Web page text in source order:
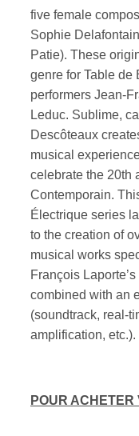
five female
Sophie
Patie). These
genre for Table de
performers Jean-
Leduc. Sublime,
Descôteaux
musical
celebrate the 20th
Contemporain.
Électrique series
to the creation of
musical works
François
combined with an
(soundtrack, real-
amplification, etc.).
POUR ACHETER